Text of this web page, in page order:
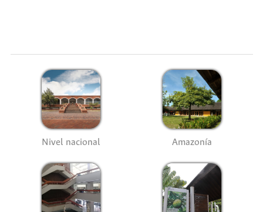
respecto, por favor comuníquese con el número
telefónico 3165000 ext. 17456.
Nivel nacional Amazonía